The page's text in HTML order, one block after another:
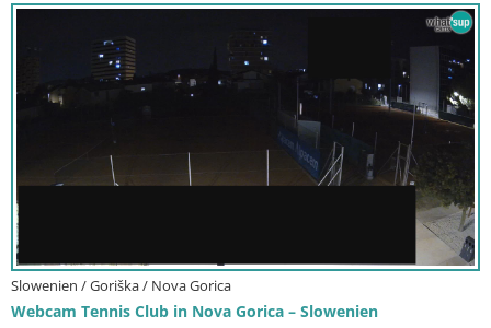
Slowenien / Goriška / Nova Gorica
Webcam Tennis Club in Nova Gorica – Slowenien